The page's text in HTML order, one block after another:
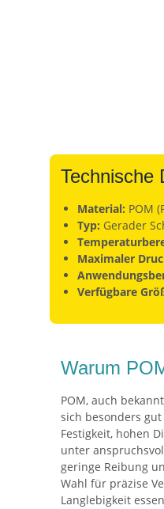
Technische
Material: POM
Typ: Gerader
Maximaler
Verfügbare
Warum
POM, auch
sich besonders
Festigkeit, hohen
unter
geringe Reibung
Wahl für präzise
Langlebigkeit